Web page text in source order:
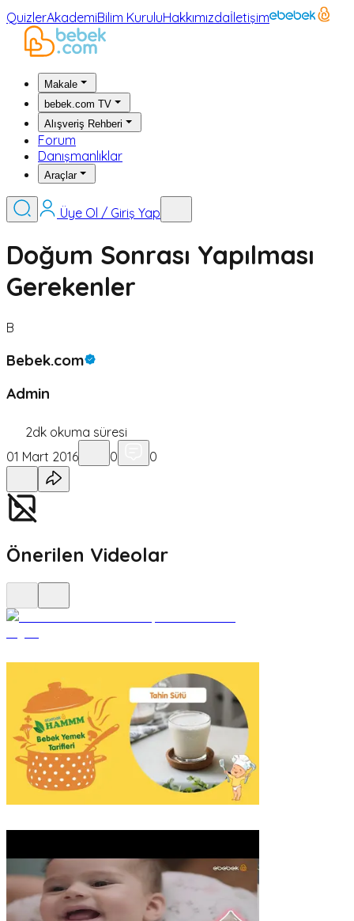
QuizlerAkademiBilim KuruluHakkımızdaİletişim
Makale
bebek.com TV
Alışveriş Rehberi
Forum
Danışmanlıklar
Araçlar
Üye Ol / Giriş Yap
Doğum Sonrası Yapılması
Gerekenler
B
Bebek.com
Admin
2dk okuma süresi
01 Mart 2016
0 0
Önerilen Videolar